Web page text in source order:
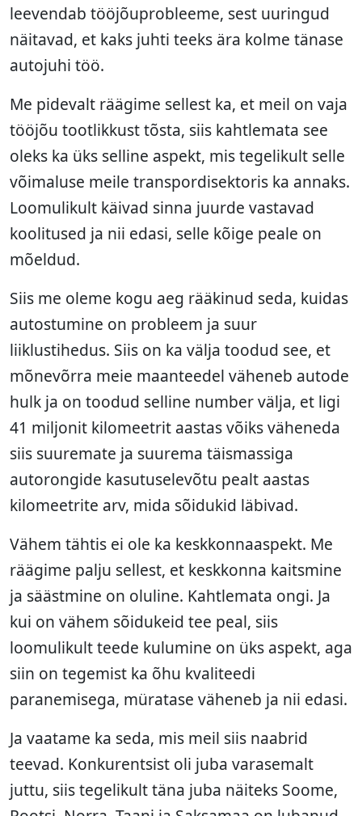
leevendab tööjõuprobleeme, sest uuringud
näitavad, et kaks juhti teeks ära kolme tänase
autojuhi töö.
Me pidevalt räägime sellest ka, et meil on vaja
tööjõu tootlikkust tõsta, siis kahtlemata see
oleks ka üks selline aspekt, mis tegelikult selle
võimaluse meile transpordisektoris ka annaks.
Loomulikult käivad sinna juurde vastavad
koolitused ja nii edasi, selle kõige peale on
mõeldud.
Siis me oleme kogu aeg rääkinud seda, kuidas
autostumine on probleem ja suur
liiklustihedus. Siis on ka välja toodud see, et
mõnevõrra meie maanteedel väheneb autode
hulk ja on toodud selline number välja, et ligi
41 miljonit kilomeetrit aastas võiks väheneda
siis suuremate ja suurema täismassiga
autorongide kasutuselevõtu pealt aastas
kilomeetrite arv, mida sõidukid läbivad.
Vähem tähtis ei ole ka keskkonnaaspekt. Me
räägime palju sellest, et keskkonna kaitsmine
ja säästmine on oluline. Kahtlemata ongi. Ja
kui on vähem sõidukeid tee peal, siis
loomulikult teede kulumine on üks aspekt, aga
siin on tegemist ka õhu kvaliteedi
paranemisega, müratase väheneb ja nii edasi.
Ja vaatame ka seda, mis meil siis naabrid
teevad. Konkurentsist oli juba varasemalt
juttu, siis tegelikult täna juba näiteks Soome,